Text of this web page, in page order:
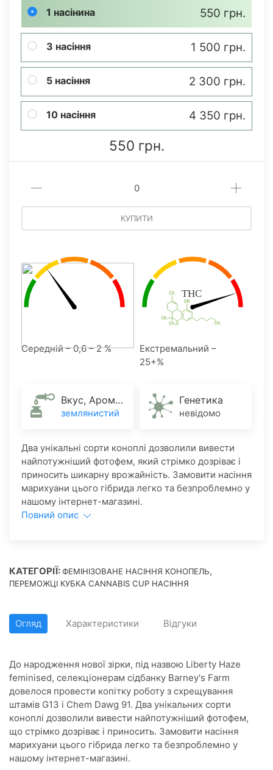
1 насінина 550 грн.
3 насіння 1 500 грн.
5 насіння 2 300 грн.
10 насіння 4 350 грн.
550 грн.
КУПИТИ
Середній – 0,6 – 2 %
Екстремальний –
25+%
Вкус, Аромат
землянистий
Генетика
невідомо
Два унікальні сорти коноплі дозволили вивести
найпотужніший фотофем, який стрімко дозріває і
приносить шикарну врожайність. Замовити насіння
марихуани цього гібрида легко та безпроблемно у
нашому інтернет-магазині.
Повний опис
КАТЕГОРІЇ:ФЕМІНІЗОВАНЕ НАСІННЯ КОНОПЕЛЬ,
ПЕРЕМОЖЦІ КУБКА CANNABIS CUP НАСІННЯ
Огляд Характеристики Відгуки
До народження нової зірки, під назвою Liberty Haze
feminised, селекціонерам сідбанку Barney's Farm
довелося провести копітку роботу з схрещування
штамів G13 і Chem Dawg 91. Два унікальних сорти
коноплі дозволили вивести найпотужніший фотофем,
що стрімко дозріває і приносить. Замовити насіння
марихуани цього гібрида легко та безпроблемно у
нашому інтернет-магазині.